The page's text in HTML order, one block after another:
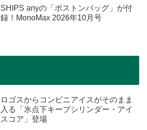
SHIPS anyの「ボストンバッグ」が付
録！MonoMax 2026年10月号
ロゴスからコンビニアイスがそのまま
入る「氷点下キープシリンダー・アイ
スコア」登場